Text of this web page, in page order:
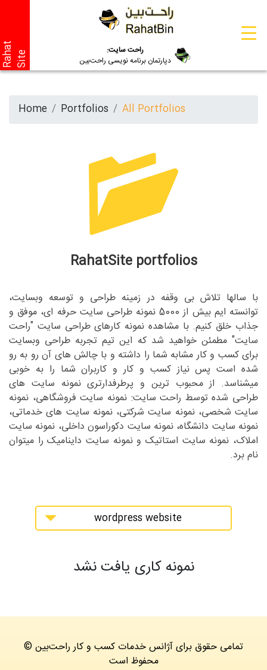
راحت سایت:
دپارتمان برنامه نویسی راحت‌بین
R
a h
a
t
S
i
t e
Home Portfolios All Portfolios
RahatSite portfolios
با سالها تلاش بی وقفه در زمینه طراحی و توسعه وبسایت،
توانسته ایم بیش از 5000 نمونه طراحی سایت حرفه ای، موفق و
جذاب خلق کنیم. با مشاهده نمونه کارهای طراحی سایت "راحت
سایت" مطمئن خواهید شد که این تیم تجربه طراحی وبسایت
برای کسب و کار مشابه شما را داشته و با چالش های آن رو به رو
شده است پس نیاز کسب و کار و کاربران شما را به خوبی
میشناسد. از محبوب ترین و پرطرفدارتری نمونه سایت های
طراحی شده توسط راحت سایت: نمونه سایت فروشگاهی، نمونه
سایت شخصی، نمونه سایت شرکتی، نمونه سایت های خدماتی،
نمونه سایت دانشگاه، نمونه سایت دکوراسون داخلی، نمونه سایت
املاک، نمونه سایت استاتیک و نمونه سایت داینامیک را میتوان
نام برد.
wordpress website
نمونه کاری یافت نشد
© تمامی حقوق برای آژانس خدمات کسب و کار راحت‌بین
محفوظ است